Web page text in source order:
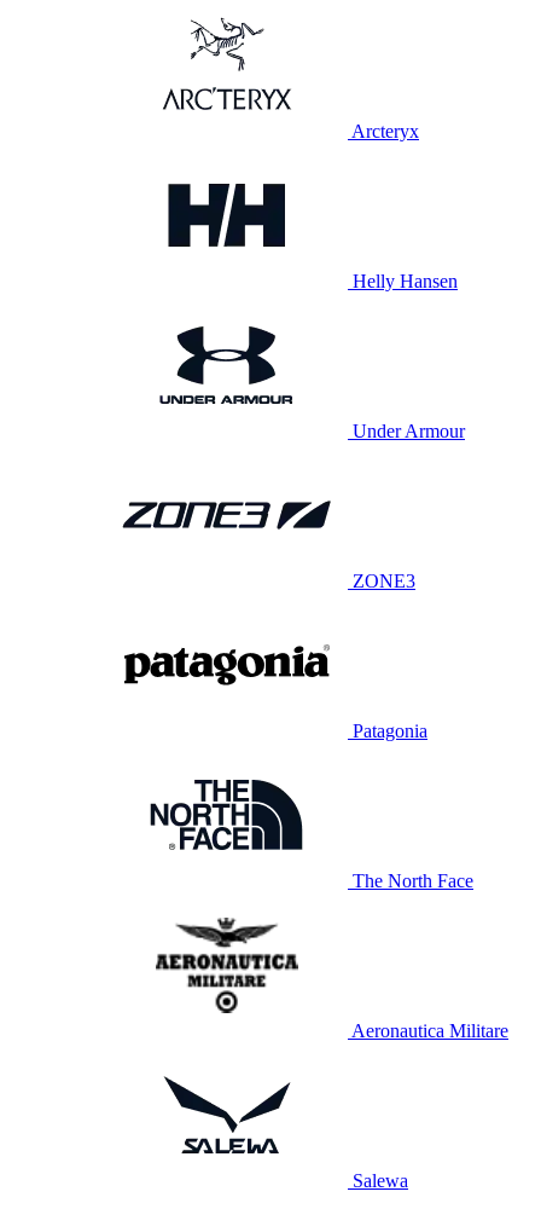
Arcteryx
Helly Hansen
Under Armour
ZONE3
Patagonia
The North Face
Aeronautica Militare
Salewa